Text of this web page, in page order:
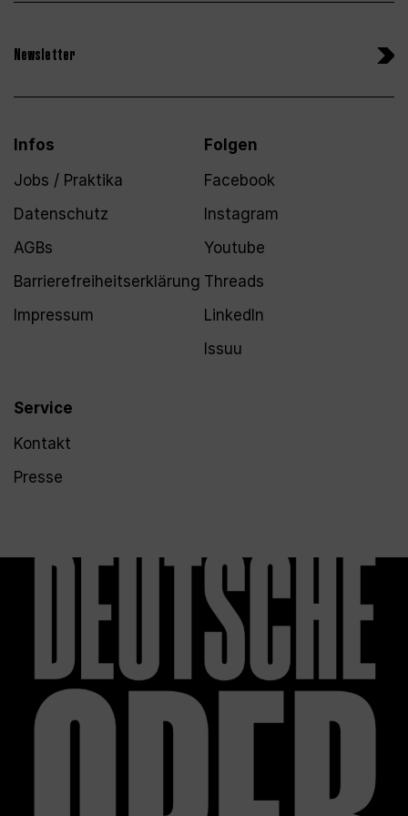
Newsletter
Infos
Jobs / Praktika
Datenschutz
AGBs
Barrierefreiheitserklärung
Impressum
Service
Kontakt
Presse
Folgen
Facebook
Instagram
Youtube
Threads
LinkedIn
Issuu